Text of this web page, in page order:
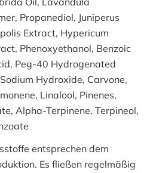
Propanediol, Juniperus
Extract, Hypericum
Phenoxyethanol, Benzoic
Peg-40 Hydrogenated
Hydroxide, Carvone,
Linalool, Pinenes,
Alpha-Terpinene, Terpineol,
entsprechen dem
Es fließen regelmäßig